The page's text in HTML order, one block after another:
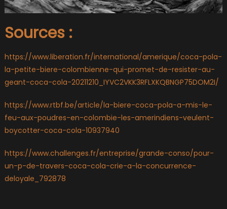
Sources :
https://www.liberation.fr/international/amerique/coca-pola-
la-petite-biere-colombienne-qui-promet-de-resister-au-
geant-coca-cola-20211210_IYVC2VKK3RFLXKQBNGP75DOM2I/
https://www.rtbf.be/article/la-biere-coca-pola-a-mis-le-
feu-aux-poudres-en-colombie-les-amerindiens-veulent-
boycotter-coca-cola-10937940
https://www.challenges.fr/entreprise/grande-conso/pour-
un-p-de-travers-coca-cola-crie-a-la-concurrence-
deloyale_792878